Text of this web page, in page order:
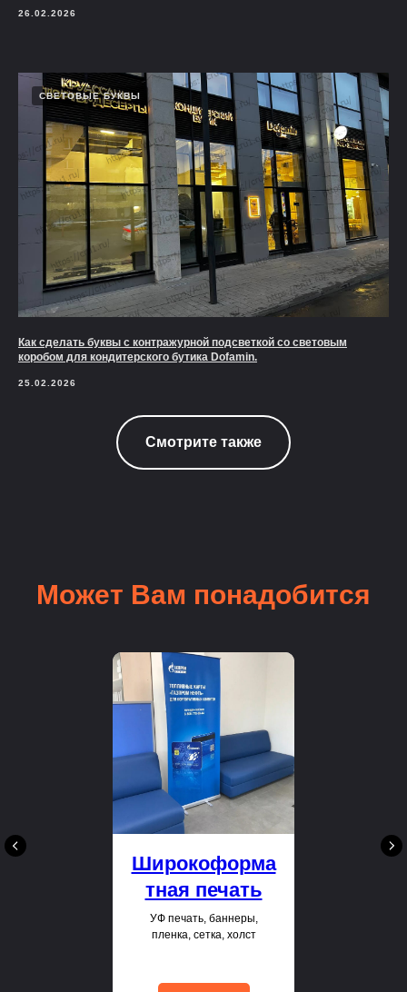
26.02.2026
СВЕТОВЫЕ БУКВЫ
Как сделать буквы с контражурной подсветкой со световым
коробом для кондитерского бутика Dofamin.
25.02.2026
Смотрите также
Может Вам понадобится
Широкоформа
тная печать
УФ печать, баннеры,
пленка, сетка, холст